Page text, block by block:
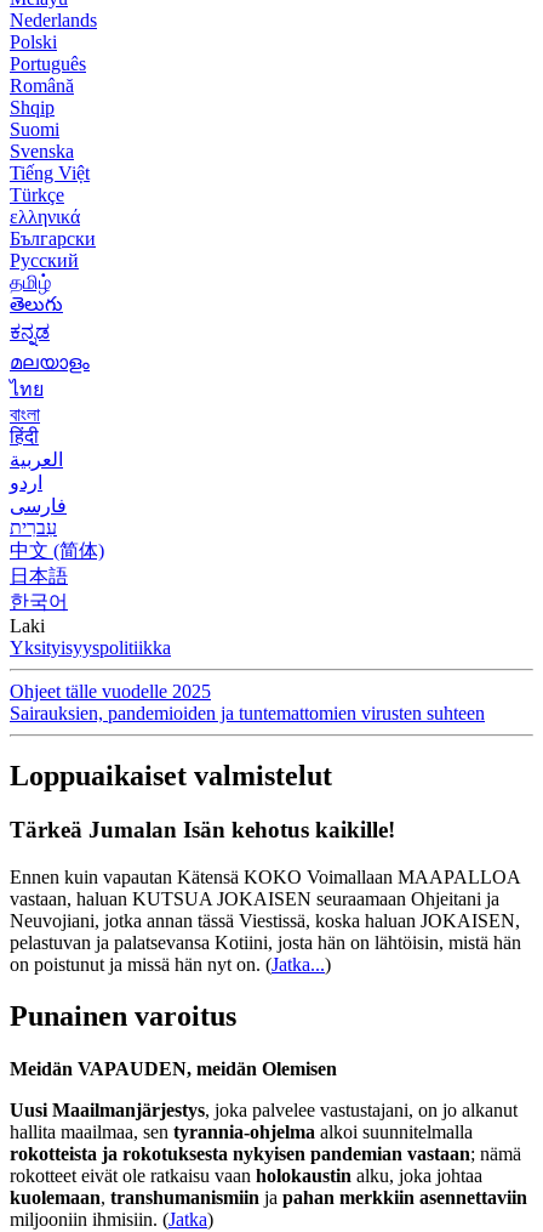
Nederlands
Polski
Português
Română
Shqip
Suomi
Svenska
Tiếng Việt
Türkçe
ελληνικά
Български
Русский
தமிழ்
తెలుగు
ಕನ್ನಡ
മലയാളം
ไทย
বাংলা
हिंदी
العربية
اردو
فارسی
עִברִית
中文 (简体)
日本語
한국어
Laki
Yksityisyyspolitiikka
Ohjeet tälle vuodelle 2025
Sairauksien, pandemioiden ja tuntemattomien virusten suhteen
Loppuaikaiset valmistelut
Tärkeä Jumalan Isän kehotus kaikille!
Ennen kuin vapautan Kätensä KOKO Voimallaan MAAPALLOA
vastaan, haluan KUTSUA JOKAISEN seuraamaan Ohjeitani ja
Neuvojiani, jotka annan tässä Viestissä, koska haluan JOKAISEN,
pelastuvan ja palatsevansa Kotiini, josta hän on lähtöisin, mistä hän
on poistunut ja missä hän nyt on. (Jatka...)
Punainen varoitus
Meidän VAPAUDEN, meidän Olemisen
Uusi Maailmanjärjestys, joka palvelee vastustajani, on jo alkanut
hallita maailmaa, sen tyrannia-ohjelma alkoi suunnitelmalla
rokotteista ja rokotuksesta nykyisen pandemian vastaan; nämä
rokotteet eivät ole ratkaisu vaan holokaustin alku, joka johtaa
kuolemaan, transhumanismiin ja pahan merkkiin asennettaviin
miljooniin ihmisiin. (Jatka)